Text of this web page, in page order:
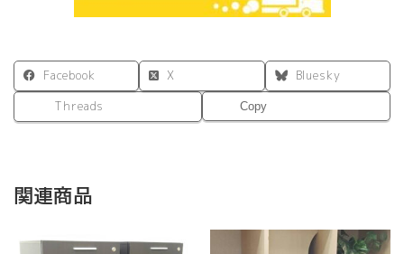
Facebook X
Bluesky
Threads
Copy
関連商品